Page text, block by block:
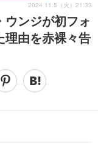
スマートフォン
ガジェット・ツール
その他
映画・ドラマ
ンジが初フォ
理由を赤裸々告
2024.11.5（火）21:33